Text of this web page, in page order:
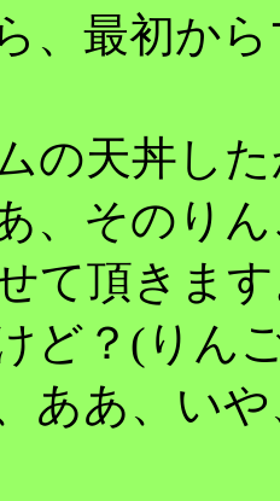
最初から
天丼した
そのりん
て頂きま
？(りん
あ、いや